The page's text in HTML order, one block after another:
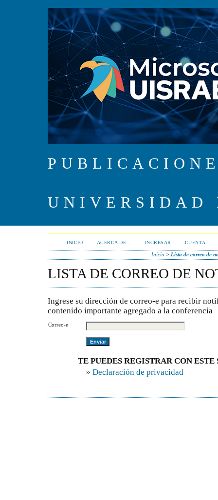
UNIVERSIDAD
INICIO ACERCA DE... INGRESAR CUENTA
Inicio> Lista de correo de
LISTA DE CORREO DE
Ingrese su dirección de correo-e para recibir
contenido importante agregado a la conferencia
Correo-e
TE PUEDES REGISTRAR CON ESTE
» Declaración de privacidad